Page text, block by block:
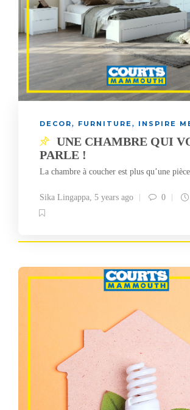
DECOR, FURNITURE, INSPIRE
UNE CHAMBRE QUI
PARLE !
La chambre à coucher est plus qu’une
Sika Lingappa, 5 years ago 0